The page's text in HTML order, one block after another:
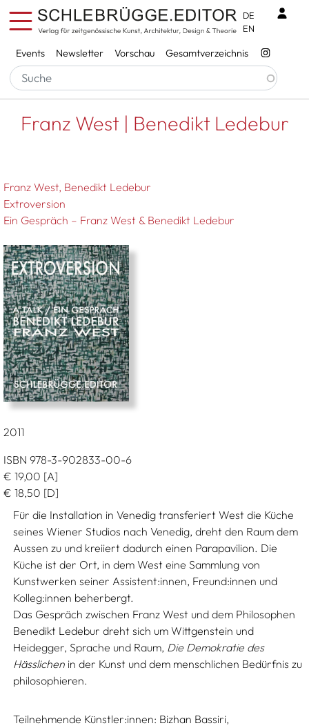
Direkt zum Inhalt
Services
Events Newsletter Vorschau Gesamtverzeichnis
DE
EN
Pfadnavigation
Startseite Franz West | Benedikt Ledebur
Franz West | Benedikt Ledebur
Franz West Benedikt Ledebur
Extroversion
Ein Gespräch – Franz West & Benedikt Ledebur
2011
ISBN 978-3-902833-00-6
€ 19,00 [A]
€ 18,50 [D]
Für die Installation in Venedig transferiert West die Küche
seines Wiener Studios nach Venedig, dreht den Raum dem
Aussen zu und kreiiert dadurch einen Parapavilion. Die
Küche ist der Ort, in dem West eine Sammlung von
Kunstwerken seiner Assistent:innen, Freund:innen und
Kolleg:innen beherbergt.
Das Gespräch zwischen Franz West und dem Philosophen
Benedikt Ledebur dreht sich um Wittgenstein und
Heidegger, Sprache und Raum, Die Demokratie des
Hässlichen in der Kunst und dem menschlichen Bedürfnis zu
philosophieren.
Teilnehmende Künstler:innen: Bizhan Bassiri,